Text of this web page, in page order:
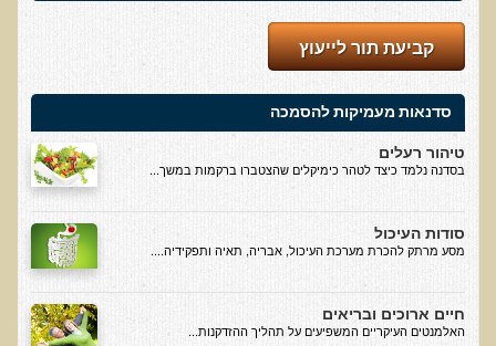
הגיל והתרגיל
האמת על החלבונים
מהי רפואה פונקציונאלית
מיתוס הדיאטה
הרפואה הפונקציונאלית מול הרפואה הממסדית
בדיקות מעבדה לרגישות לגלוטן
קליניקות עור להסרת נגעי עור
קביעת תור לייעוץ
סדנאות מעמיקות להסמכה
טיהור רעלים
בסדנה נלמד כיצד לטהר כימיקלים שהצטברו ברקמות במשך...
סודות העיכול
מסע מרתק להכרת מערכת העיכול, אבריה, תאיה ותפקידיה....
חיים ארוכים ובריאים
האלמנטים העיקריים המשפיעים על תהליך ההזדקנות...